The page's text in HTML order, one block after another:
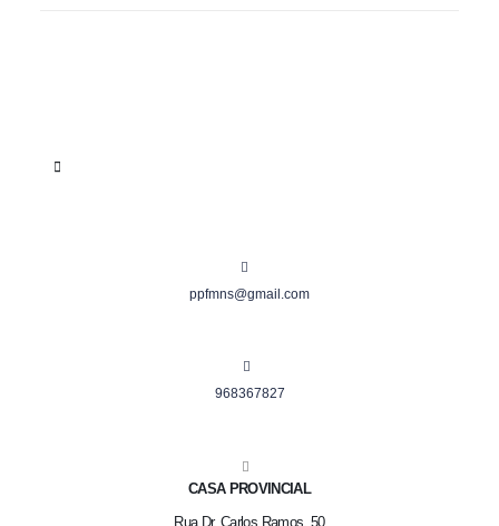
ppfmns@gmail.com
968367827
CASA PROVINCIAL
Rua Dr. Carlos Ramos, 50